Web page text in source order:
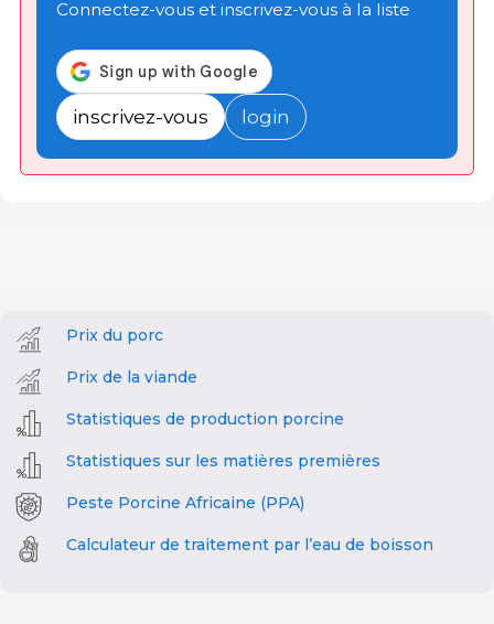
Connectez-vous et inscrivez-vous à la liste
inscrivez-vous login
Prix du porc
Prix de la viande
Statistiques de production porcine
Statistiques sur les matières premières
Peste Porcine Africaine (PPA)
Calculateur de traitement par l’eau de boisson